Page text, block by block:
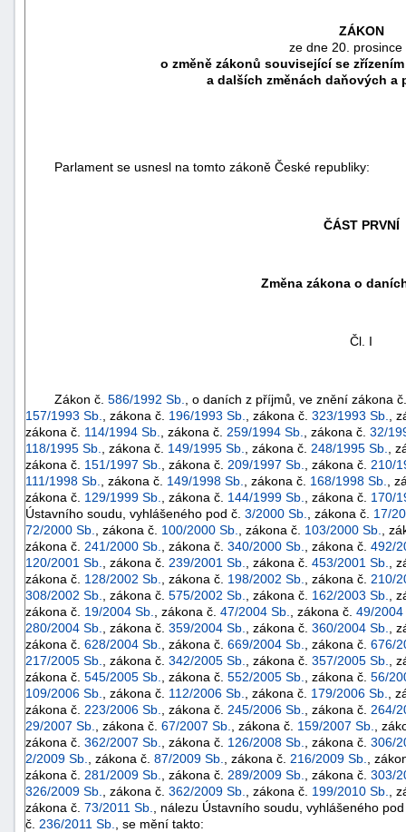
ZÁKON
ze dne 20. prosince
o změně zákonů související se
a dalších změnách daňových a
Parlament se usnesl na tomto zákoně České republiky:
ČÁST PRVNÍ
Změna zákona o
Čl. I
Zákon č. 586/1992 Sb.
, o daních z příjmů, ve znění zákona
157/1993 Sb.
, zákona č. 196/1993 Sb. , zákona č. 323/1993 Sb.
,
zákona č. 114/1994 Sb. , zákona č. 259/1994 Sb. , zákona č. 32/
118/1995 Sb.
, zákona č. 149/1995 Sb. , zákona č. 248/1995 Sb.
,
zákona č. 151/1997 Sb. , zákona č. 209/1997 Sb. , zákona č. 210/
111/1998 Sb.
, zákona č. 149/1998 Sb. , zákona č. 168/1998 Sb.
,
zákona č. 129/1999 Sb. , zákona č. 144/1999 Sb. , zákona č. 170/
Ústavního soudu, vyhlášeného pod č. 3/2000 Sb. , zákona č. 17/
72/2000 Sb.
, zákona č. 100/2000 Sb. , zákona č. 103/2000 Sb.
,
zákona č. 241/2000 Sb. , zákona č. 340/2000 Sb. , zákona č. 492/
120/2001 Sb.
, zákona č. 239/2001 Sb. , zákona č. 453/2001 Sb.
,
zákona č. 128/2002 Sb. , zákona č. 198/2002 Sb. , zákona č. 210/
308/2002 Sb.
, zákona č. 575/2002 Sb. , zákona č. 162/2003 Sb.
,
zákona č. 19/2004 Sb. , zákona č. 47/2004 Sb. , zákona č. 49/2004
280/2004 Sb.
, zákona č. 359/2004 Sb. , zákona č. 360/2004 Sb.
,
zákona č. 628/2004 Sb. , zákona č. 669/2004 Sb. , zákona č. 676/
217/2005 Sb.
, zákona č. 342/2005 Sb. , zákona č. 357/2005 Sb.
,
zákona č. 545/2005 Sb. , zákona č. 552/2005 Sb. , zákona č. 56/
109/2006 Sb.
, zákona č. 112/2006 Sb. , zákona č. 179/2006 Sb.
,
zákona č. 223/2006 Sb. , zákona č. 245/2006 Sb. , zákona č. 264/
29/2007 Sb.
, zákona č. 67/2007 Sb. , zákona č. 159/2007 Sb.
,
zákona č. 362/2007 Sb. , zákona č. 126/2008 Sb. , zákona č. 306/
2/2009 Sb.
, zákona č. 87/2009 Sb. , zákona č. 216/2009 Sb.
,
zákona č. 281/2009 Sb. , zákona č. 289/2009 Sb. , zákona č. 303/
326/2009 Sb.
, zákona č. 362/2009 Sb. , zákona č. 199/2010 Sb.
,
zákona č. 73/2011 Sb.
, nálezu Ústavního soudu, vyhlášeného
č. 236/2011 Sb.
, se mění takto:
škody
+náhrady